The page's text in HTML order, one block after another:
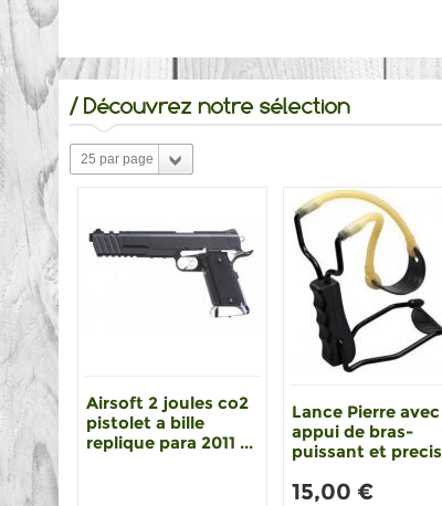
/ Découvrez notre sélection
25 par page
Airsoft 2 joules co2
pistolet a bille
replique para 2011 ...
Lance Pierre avec
appui de bras-
puissant et precis
15,00 €